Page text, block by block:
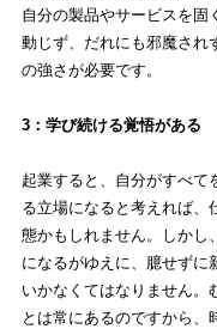
自分の製品やサービスを固
動じず、だれにも邪魔され
の強さが必要です。
3：学び続ける覚悟がある
起業すると、自分がすべて
る立場になると考えれば、
態かもしれません。しかし
になるがゆえに、臆せずに
いかなくてはなりません。
とは常にあるのですから、